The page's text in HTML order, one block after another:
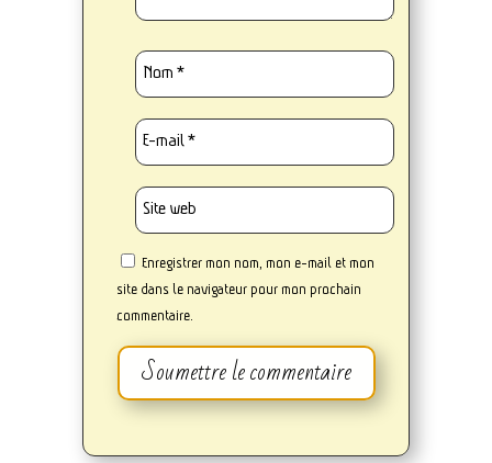
Enregistrer mon nom, mon e-mail et mon
site dans le navigateur pour mon prochain
commentaire.
Soumettre le commentaire